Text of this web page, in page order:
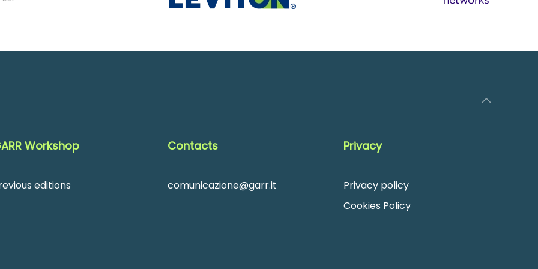
Workshop
editions
Contacts
comunicazione@garr.it
Privacy
Privacy policy
Cookies Policy